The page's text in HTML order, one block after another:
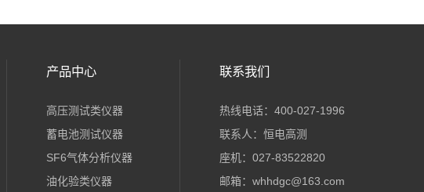
产品中心
高压测试类仪器
蓄电池测试仪器
SF6气体分析仪器
油化验类仪器
联系我们
热线电话：400-027-1996
联系人：恒电高测
座机：027-83522820
邮箱：whhdgc@163.com